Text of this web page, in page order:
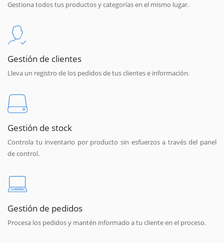
Gestiona todos tus productos y categorías en el mismo lugar.
Gestión de clientes
Lleva un registro de los pedidos de tus clientes e información.
Gestión de stock
Controla tu inventario por producto sin esfuerzos a través del panel
de control.
Gestión de pedidos
Procesa los pedidos y mantén informado a tu cliente en el proceso.